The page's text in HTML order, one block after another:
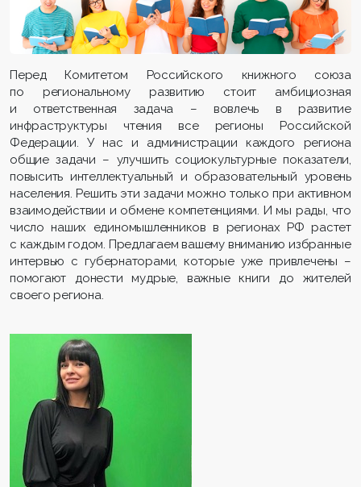
Перед Комитетом Российского книжного союза
по региональному развитию стоит амбициозная
и ответственная задача – вовлечь в развитие
инфраструктуры чтения все регионы Российской
Федерации. У нас и администрации каждого региона
общие задачи – улучшить социокультурные показатели,
повысить интеллектуальный и образовательный уровень
населения. Решить эти задачи можно только при активном
взаимодействии и обмене компетенциями. И мы рады, что
число наших единомышленников в регионах РФ растет
с каждым годом. Предлагаем вашему вниманию избранные
интервью с губернаторами, которые уже привлечены –
помогают донести мудрые, важные книги до жителей
своего региона.